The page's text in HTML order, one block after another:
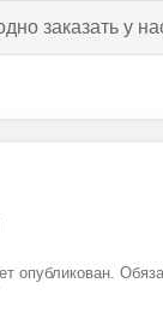
заказать у
опубликован.